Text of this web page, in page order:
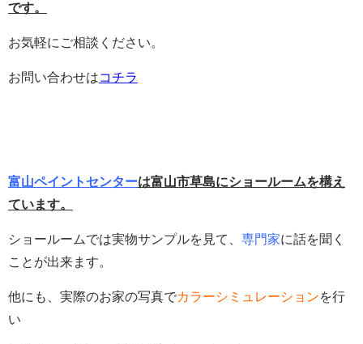
です。
お気軽にご相談ください。
お問い合わせはコチラ
富山ペイントセンターは富山市草島にショールームを構え
ています。
ショールームでは実物サンプルを見て、 専門家に話を聞く
ことが出来ます。
他にも、実際のお家の写真でカラーシミュレーションを行
い